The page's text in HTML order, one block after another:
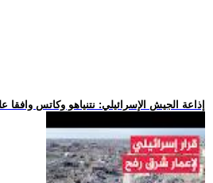
.. إذاعة الجيش الإسرائيلي: نتنياهو وكاتس